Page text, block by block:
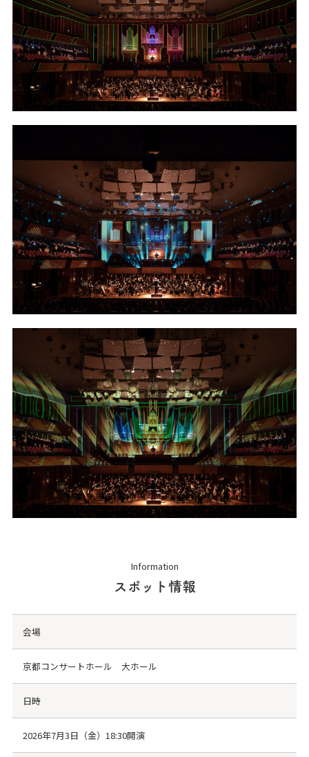
Information
スポット情報
会場
京都コンサートホール 大ホール
日時
2026年7月3日（金）18:30開演